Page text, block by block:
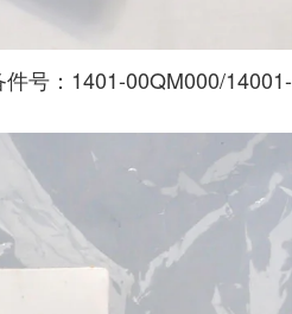
号：1401-00QM000/14001-